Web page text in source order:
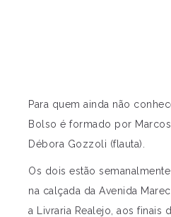
Para quem ainda não
Bolso é formado por
Débora Gozzoli (flauta).
Os dois estão
na calçada da Avenida
a Livraria Realejo, aos finais